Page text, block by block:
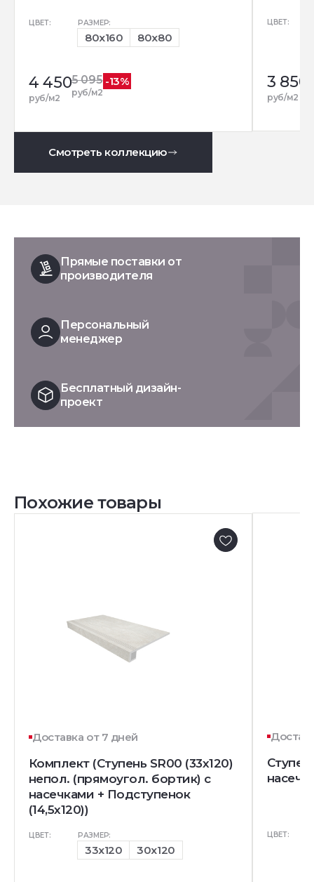
ЦВЕТ: РАЗМЕР:
80x160 80x80
4 450
руб/м2
5 095
руб/м2
-13%
ЦВЕТ:
3 850
руб/м2
Смотреть коллекцию
Прямые поставки от
производителя
Персональный
менеджер
Бесплатный дизайн-
проект
Похожие товары
Доставка от 7 дней
Комплект (Ступень SR00 (33x120)
непол. (прямоугол. бортик) с
насечками + Подступенок
(14,5x120))
ЦВЕТ: РАЗМЕР:
33x120 30x120
ЦВЕТ: